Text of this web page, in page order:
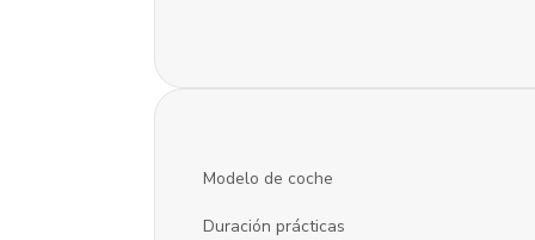
Modelo de coche
Duración prácticas